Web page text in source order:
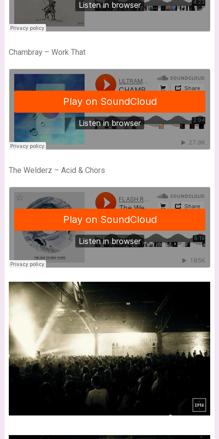
Chambray – Work That
The Welderz – Acid & Chors